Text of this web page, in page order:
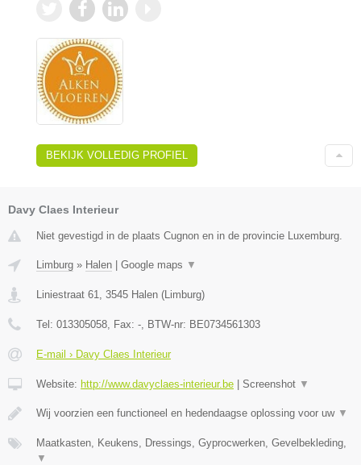
BEKIJK VOLLEDIG PROFIEL
Davy Claes Interieur
Niet gevestigd in de plaats Cugnon en in de provincie Luxemburg.
Limburg » Halen Google maps ▼
Liniestraat 61, 3545 Halen (Limburg)
Tel: 013305058, Fax: -, BTW-nr: BE0734561303
E-mail › Davy Claes Interieur
Website: http://www.davyclaes-interieur.be Screenshot ▼
Wij voorzien een functioneel en hedendaagse oplossing voor uw ▼
Maatkasten, Keukens, Dressings, Gyprocwerken, Gevelbekleding,
▼